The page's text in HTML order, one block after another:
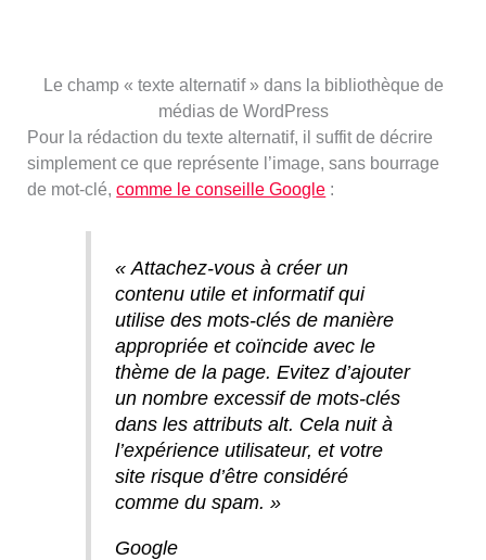
Le champ « texte alternatif » dans la bibliothèque de
médias de WordPress
Pour la rédaction du texte alternatif, il suffit de décrire
simplement ce que représente l’image, sans bourrage
de mot-clé,comme le conseille Google :
« Attachez-vous à créer un
contenu utile et informatif qui
utilise des mots-clés de manière
appropriée et coïncide avec le
thème de la page. Evitez d’ajouter
un nombre excessif de mots-clés
dans les attributs alt. Cela nuit à
l’expérience utilisateur, et votre
site risque d’être considéré
comme du spam. »
Google